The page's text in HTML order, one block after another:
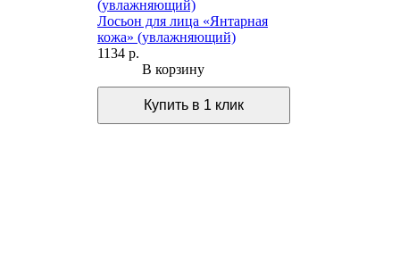
Лосьон для лица «Янтарная
кожа» (увлажняющий)
1134 р.
В корзину